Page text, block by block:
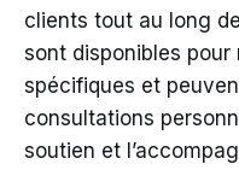
clients tout au long
sont disponibles pour
spécifiques et
consultations
soutien et